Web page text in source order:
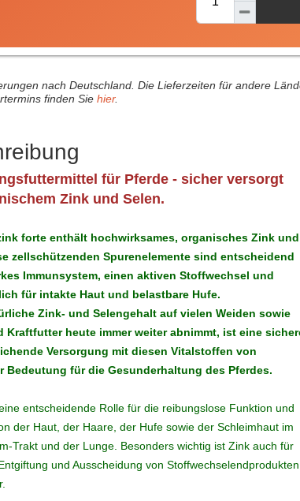
nach Deutschland. Die Lieferzeiten für andere
finden Sie hier.
für Pferde - sicher versorgt
Zink und Selen.
forte enthält hochwirksames, organisches Zink und
zellschützenden Spurenelemente sind entscheidend
Immunsystem, einen aktiven Stoffwechsel und
für intakte Haut und belastbare Hufe.
Zink- und Selengehalt auf vielen Weiden sowie
Kraftfutter heute immer weiter abnimmt, ist eine
Versorgung mit diesen Vitalstoffen von
Bedeutung für die Gesunderhaltung des Pferdes.
entscheidende Rolle für die reibungslose Funktion und
der Haut, der Haare, der Hufe sowie der Schleimhaut im
Trakt und der Lunge. Besonders wichtig ist Zink auch für
und Ausscheidung von Stoffwechselendprodukten